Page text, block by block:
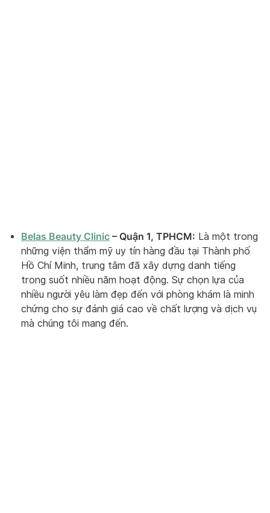
Belas Beauty Clinic – Quận 1, TPHCM: Là một trong
những viện thẩm mỹ uy tín hàng đầu tại Thành phố
Hồ Chí Minh, trung tâm đã xây dựng danh tiếng
trong suốt nhiều năm hoạt động. Sự chọn lựa của
nhiều người yêu làm đẹp đến với phòng khám là minh
chứng cho sự đánh giá cao về chất lượng và dịch vụ
mà chúng tôi mang đến.